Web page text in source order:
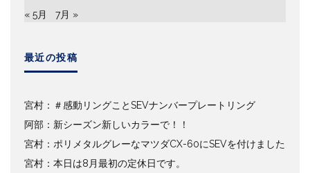
« 5月 7月 »
最近の投稿
宮村：＃感動リングことSEVナンバープレートリング
阿部：新シーズン新しいカラーで！！
宮村：ポリメタルグレーなマツダCX-60にSEVを付けました
宮村：本日は8月最初の定休日です。